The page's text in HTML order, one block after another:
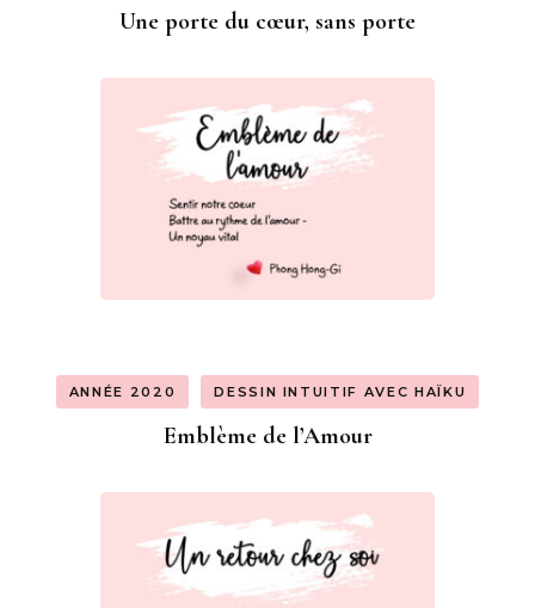
Une porte du cœur, sans porte
ANNÉE 2020 DESSIN INTUITIF AVEC HAÏKU
Emblème de l’Amour